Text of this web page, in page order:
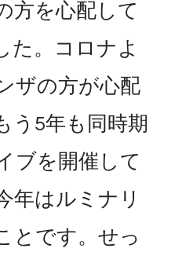
方を心配して
た。コロナよ
ザの方が心配
う5年も同時期
ブを開催して
年はルミナリ
とです。せっ